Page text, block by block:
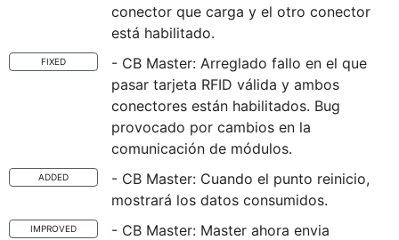
conector que carga y el otro conector
está habilitado.
FIXED
- CB Master: Arreglado fallo en el que
pasar tarjeta RFID válida y ambos
conectores están habilitados. Bug
provocado por cambios en la
comunicación de módulos.
ADDED
- CB Master: Cuando el punto reinicio,
mostrará los datos consumidos.
IMPROVED
- CB Master: Master ahora envia